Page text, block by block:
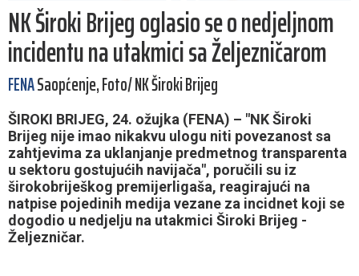
NK Široki Brijeg oglasio se o nedjeljnom
incidentu na utakmici sa Željezničarom
FENASaopćenje, Foto/ NK Široki Brijeg
ŠIROKI BRIJEG, 24. ožujka (FENA) – "NK Široki
Brijeg nije imao nikakvu ulogu niti povezanost sa
zahtjevima za uklanjanje predmetnog transparenta
u sektoru gostujućih navijača", poručili su iz
širokobriješkog premijerligaša, reagirajući na
natpise pojedinih medija vezane za incidnet koji se
dogodio u nedjelju na utakmici Široki Brijeg -
Željezničar.